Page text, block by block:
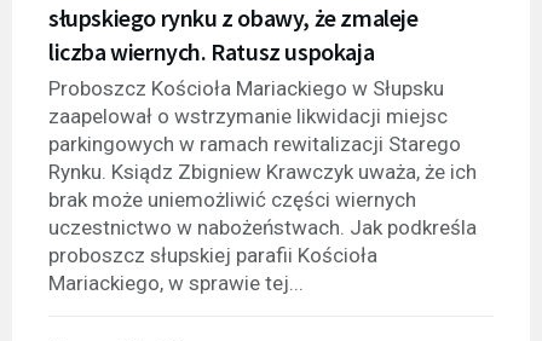
słupskiego rynku z obawy, że zmaleje
liczba wiernych. Ratusz uspokaja
Proboszcz Kościoła Mariackiego w Słupsku
zaapelował o wstrzymanie likwidacji miejsc
parkingowych w ramach rewitalizacji Starego
Rynku. Ksiądz Zbigniew Krawczyk uważa, że ich
brak może uniemożliwić części wiernych
uczestnictwo w nabożeństwach. Jak podkreśla
proboszcz słupskiej parafii Kościoła
Mariackiego, w sprawie tej...